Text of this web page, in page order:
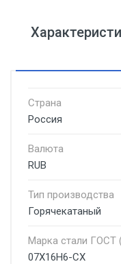
Страна
Россия
Валюта
RUB
Тип производства
Горячекатаный
Марка стали ГОСТ
07Х16Н6-СХ